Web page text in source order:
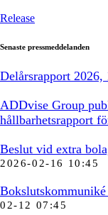
Release
Senaste pressmeddelanden
Delårsrapport
ADDvise Group
hållbarhetsrapport
Beslut vid extra
2026-02-16 10:45
02-12 07:45